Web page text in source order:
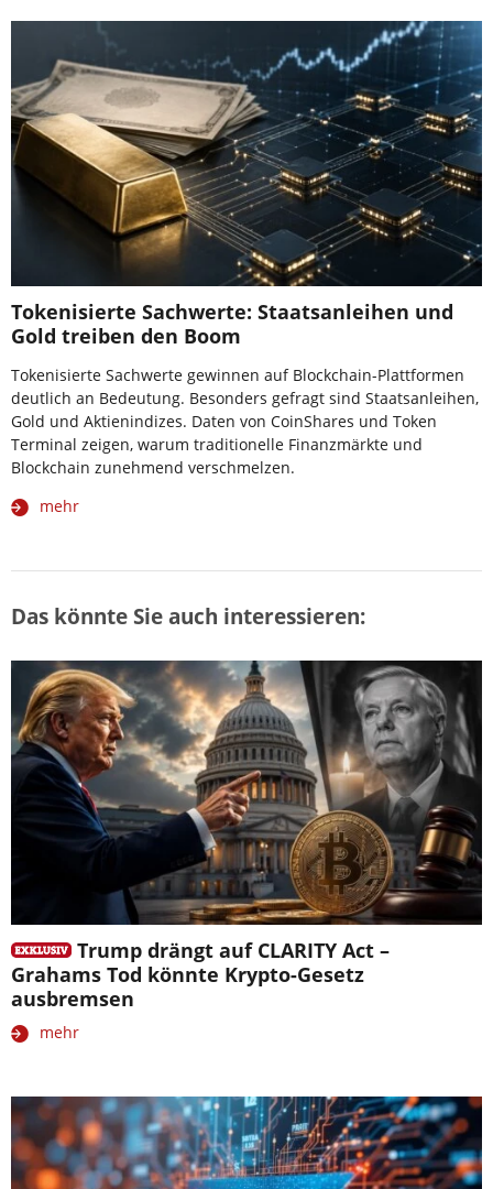
Tokenisierte Sachwerte: Staatsanleihen und
Gold treiben den Boom
Tokenisierte Sachwerte gewinnen auf Blockchain-Plattformen
deutlich an Bedeutung. Besonders gefragt sind Staatsanleihen,
Gold und Aktienindizes. Daten von CoinShares und Token
Terminal zeigen, warum traditionelle Finanzmärkte und
Blockchain zunehmend verschmelzen.
mehr
Das könnte Sie auch interessieren:
Trump drängt auf CLARITY Act –
Grahams Tod könnte Krypto-Gesetz
ausbremsen
mehr